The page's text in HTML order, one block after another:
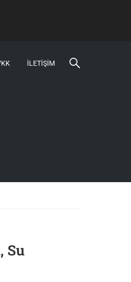
İLETIŞIM
Su